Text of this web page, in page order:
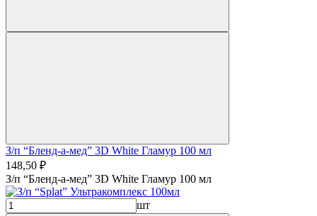
З/п “Бленд-а-мед” 3D White Гламур 100 мл
148,50 ₽
З/п “Бленд-а-мед” 3D White Гламур 100 мл
шт